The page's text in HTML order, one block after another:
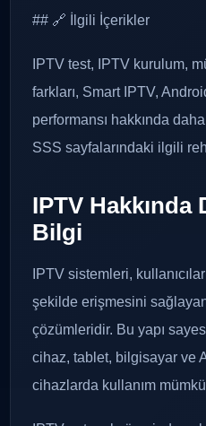
## 🔗 İlgili İçerikler
IPTV test, IPTV kurulum,
farkları, Smart IPTV,
performansı hakkında
SSS sayfalarındaki ilgili
IPTV Hakkında
Bilgi
IPTV sistemleri,
şekilde erişmesini
çözümleridir. Bu yapı
cihaz, tablet, bilgisayar ve
cihazlarda kullanım